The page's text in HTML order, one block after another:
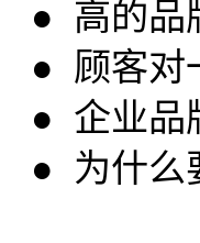
● 高的品
● 顾客对
● 企业品
● 为什么